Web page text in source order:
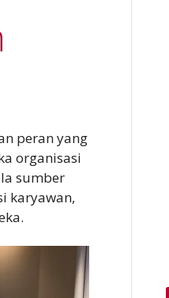
peran yang
organisasi
sumber
karyawan,